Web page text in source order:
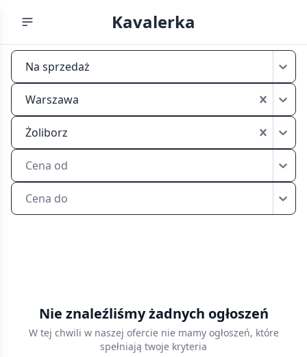
Kavalerka
Tanie
na
Warszawa
Na sprzedaż
Warszawa
Żoliborz
Cena od
Cena do
sprzedaż
Warszawie
Nie znaleźliśmy żadnych ogłoszeń
W tej chwili w naszej ofercie nie mamy ogłoszeń, które
spełniają twoje kryteria